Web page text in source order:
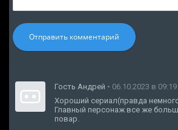
Отправить комментарий
Гость Андрей • 06.10.2023 в 09:19
Хороший сериал(правда
Главный персонаж все же
повар.